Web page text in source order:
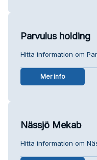
Parvulus holding
Hitta information om
Mer info
Nässjö Mekab
Hitta information om